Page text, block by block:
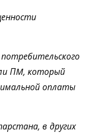
ПМ, который
оплаты
в других